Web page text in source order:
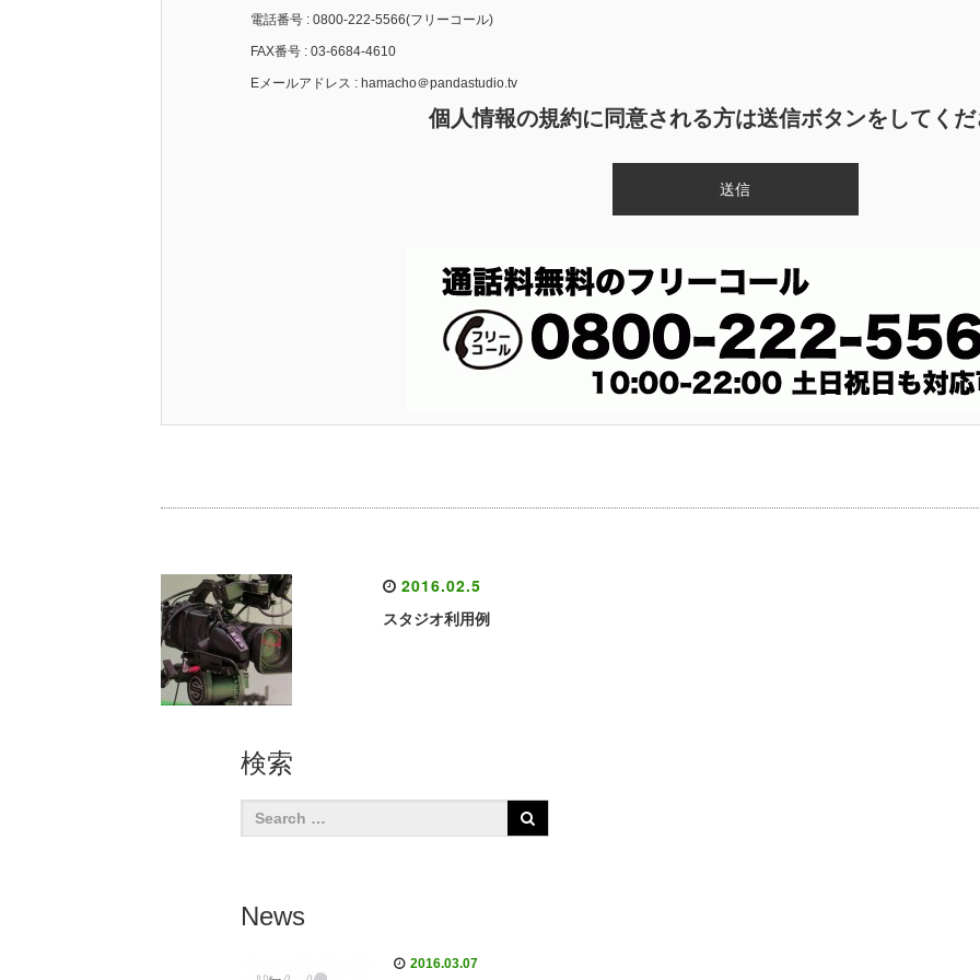
電話番号 : 0800-222-5566(フリーコール)
FAX番号 : 03-6684-4610
Eメールアドレス : hamacho＠pandastudio.tv
個人情報の規約に同意される方は送信ボタンをしてく
2016.02.5
スタジオ利用例
検索
News
2016.03.07